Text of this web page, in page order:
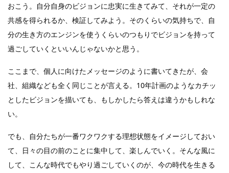
おこう。自分自身のビジョンに忠実に生きてみて、それが一定の
共感を得られるか、検証してみよう。そのくらいの気持ちで、自
分の生き方のエンジンを使うくらいのつもりでビジョンを持って
過ごしていくといいんじゃないかと思う。
ここまで、個人に向けたメッセージのように書いてきたが、会
社、組織なども全く同じことが言える。10年計画のようなカチッ
としたビジョンを描いても、もしかしたら答えは違うかもしれな
い。
でも、自分たちが一番ワクワクする理想状態をイメージしておい
て、日々の目の前のことに集中して、楽しんでいく。そんな風に
して、こんな時代でもやり過ごしていくのが、今の時代を生きる